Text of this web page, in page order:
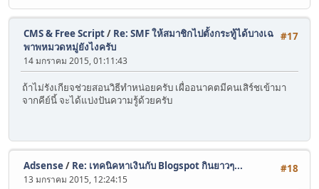
#17
CMS & Free Script/ Re: SMF ให้สมาชิกไปตั้งกระทู้ได้บางเฉ
พาพหมวดหมู่ยังไงครับ
14 มกราคม 2015, 01:11:43
ถ้าไม่รังเกียจช่วยสอนวิธีทำหน่อยครับ เผื่ออนาคตมีคนเสิร์ชเข้ามา
จากคีย์นี้ จะได้แบ่งปันความรู้ด้วยครับ
#18
Adsense/ Re: เทคนิคหาเงินกับ Blogspot กินยาวๆ...
13 มกราคม 2015, 12:24:15